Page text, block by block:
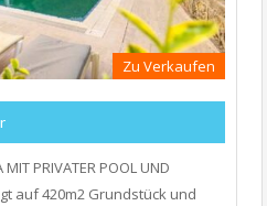
Zu Verkaufen
PRIVATER POOL UND
auf 420m2 Grundstück und